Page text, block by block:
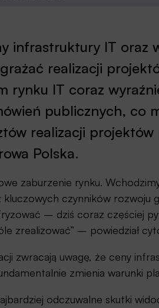
infrastruktury IT oraz
realizacji
rynku IT coraz
publicznych, co
realizacji
Polska.
zaburzenie rynku.
kluczowych czynników
– dziś coraz częściej
zrealizować” – powiedział
zwracają uwagę, że ceny
zmienia warunki
odczuwalne skutki